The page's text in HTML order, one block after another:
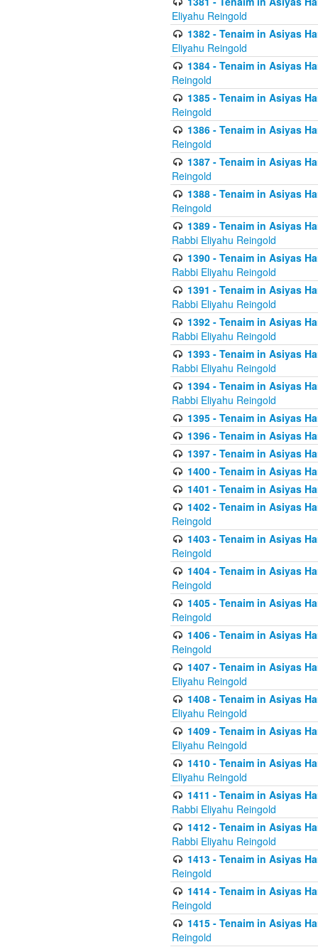
Eliyahu Reingold
1382 - Tenaim in Asiyas
Eliyahu Reingold
1384 - Tenaim in Asiyas
Reingold
1385 - Tenaim in Asiyas
Reingold
1386 - Tenaim in Asiyas
Reingold
1387 - Tenaim in Asiyas
Reingold
1388 - Tenaim in Asiyas
Reingold
1389 - Tenaim in Asiyas
Rabbi Eliyahu Reingold
1390 - Tenaim in Asiyas
Rabbi Eliyahu Reingold
1391 - Tenaim in Asiyas
Rabbi Eliyahu Reingold
1392 - Tenaim in Asiyas
Rabbi Eliyahu Reingold
1393 - Tenaim in Asiyas
Rabbi Eliyahu Reingold
1394 - Tenaim in Asiyas
Rabbi Eliyahu Reingold
1395 - Tenaim in Asiyas
1396 - Tenaim in Asiyas
1397 - Tenaim in Asiyas
1400 - Tenaim in Asiyas
1401 - Tenaim in Asiyas
1402 - Tenaim in Asiyas
Reingold
1403 - Tenaim in Asiyas
Reingold
1404 - Tenaim in Asiyas
Reingold
1405 - Tenaim in Asiyas
Reingold
1406 - Tenaim in Asiyas
Reingold
1407 - Tenaim in Asiyas
Eliyahu Reingold
1408 - Tenaim in Asiyas
Eliyahu Reingold
1409 - Tenaim in Asiyas
Eliyahu Reingold
1410 - Tenaim in Asiyas
Eliyahu Reingold
1411 - Tenaim in Asiyas
Rabbi Eliyahu Reingold
1412 - Tenaim in Asiyas
Rabbi Eliyahu Reingold
1413 - Tenaim in Asiyas
Reingold
1414 - Tenaim in Asiyas
Reingold
1415 - Tenaim in Asiyas
Reingold